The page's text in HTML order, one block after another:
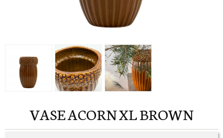
VASE ACORN XL BROWN